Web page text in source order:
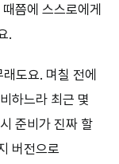
쯤에 스스로에게
.
래도요. 며칠 전에
하느라 최근 몇
준비가 진짜 할
버전으로